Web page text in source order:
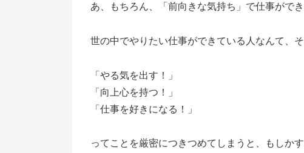
あ、もちろん、「前向きな気持ち」で仕事がで
世の中でやりたい仕事ができている人なんて、
「やる気を出す！」
「向上心を持つ！」
「仕事を好きになる！」
ってことを厳密につきつめてしまうと、もしかす